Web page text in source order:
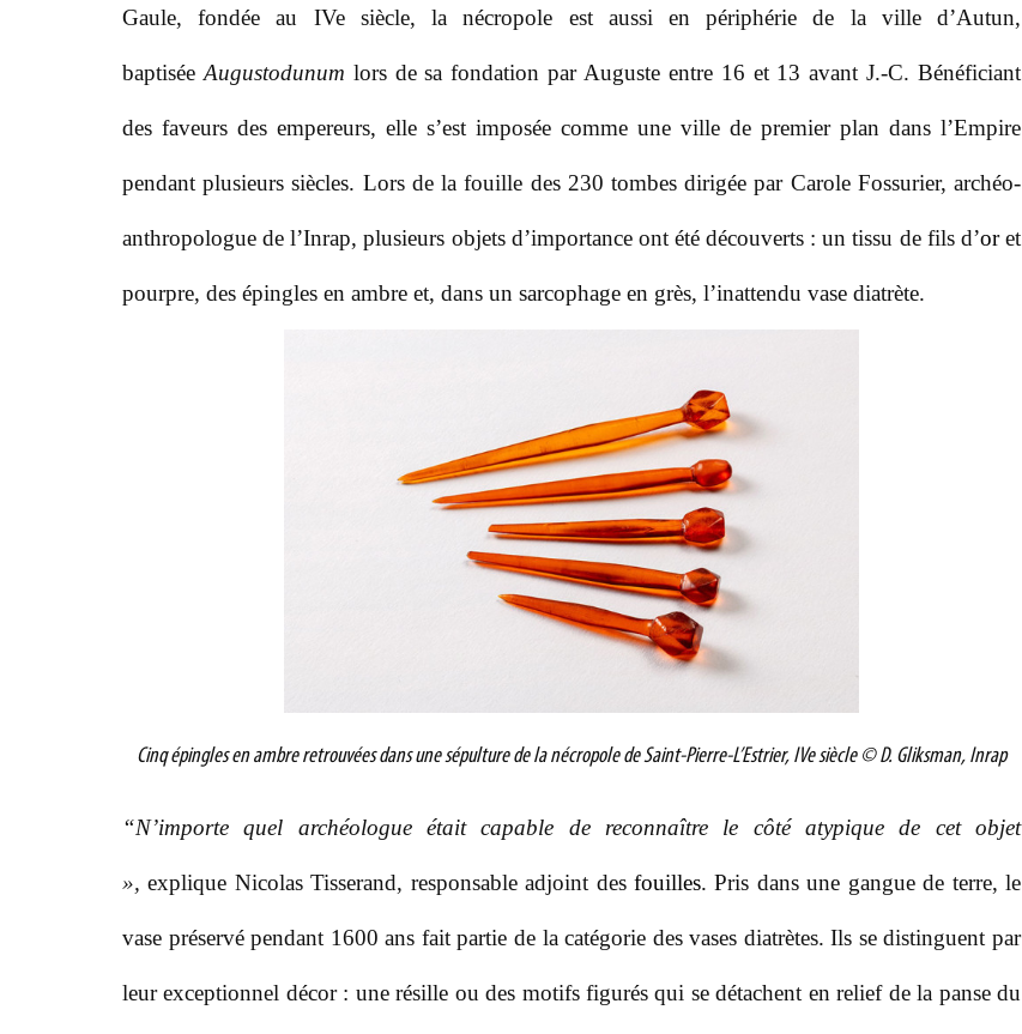
Gaule, fondée au IVe siècle, la nécropole est aussi en périphérie de la ville d’Autun,
baptisée Augustodunum lors de sa fondation par Auguste entre 16 et 13 avant J.-C. Bénéficiant
des faveurs des empereurs, elle s’est imposée comme une ville de premier plan dans l’Empire
pendant plusieurs siècles. Lors de la fouille des 230 tombes dirigée par Carole Fossurier, archéo-
anthropologue de l’Inrap, plusieurs objets d’importance ont été découverts : un tissu de fils d’oret
pourpre, des épingles en ambre et, dans un sarcophage en grès, l’inattendu vase diatrète.
Cinq épingles en ambre retrouvées dans une sépulture de la nécropole de Saint-Pierre-L’Estrier, IVe siècle © D. Gliksman, Inrap
“N’importe quel archéologue était capable de reconnaître le côté atypique de cet objet
»,explique Nicolas Tisserand, responsable adjoint desfouilles. Pris dans une gangue de terre, le
vase préservé pendant 1600 ans fait partie de la catégorie des vases diatrètes. Ils se distinguent par
leur exceptionnel décor : une résille ou des motifs figurés qui se détachent en relief de la panse du